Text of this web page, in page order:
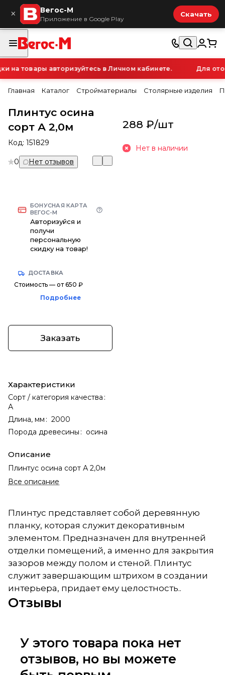
× Вегос-М
Приложение в Google Play
Скачать
товары авторизуйтесь в Личном кабинете. Для
Главная Каталог Стройматериалы Столярные изделия
Плинтус осина
сорт А 2,0м
Код: 151829
0 Нет отзывов
БОНУСНАЯ КАРТА
ВЕГОС-М
Авторизуйся и
получи
персональную
скидку на товар!
ДОСТАВКА
Стоимость — от 650 ₽
Подробнее
Заказать
Характеристики
Сорт / категория качества :
А
Длина, мм : 2000
Порода древесины : осина
Описание
Плинтус осина сорт А 2,0м
Все описание
288 ₽/шт
Нет в наличии
Плинтус представляет собой деревянную
планку, которая служит декоративным
элементом. Предназначен для внутренней
отделки помещений, а именно для закрытия
зазоров между полом и стеной. Плинтус
служит завершающим штрихом в создании
интерьера, придает ему целостность..
Отзывы
У этого товара пока нет
отзывов, но вы можете